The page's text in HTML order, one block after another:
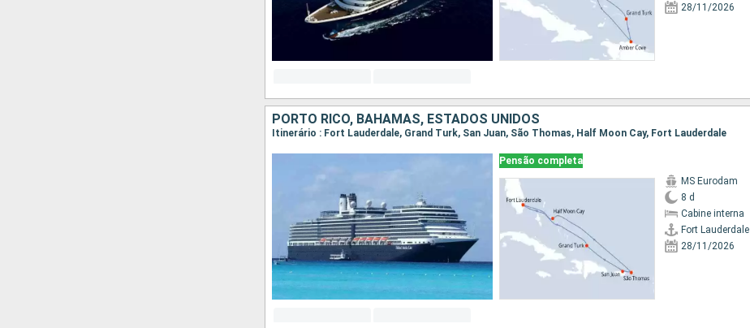
28/11/2026
PORTO RICO, BAHAMAS, ESTADOS UNIDOS
Itinerário : Fort Lauderdale, Grand Turk, San Juan, São Thomas, Half Moon Cay, Fort Lauderdale
Pensão completa
MS Eurodam
8 d
Cabine interna
Fort Lauderdale
28/11/2026